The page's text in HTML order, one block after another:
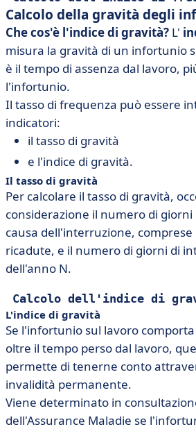
Calcolo della gravità degli
Che cos'è l'indice di gravità? L'
misura la gravità di un infortunio
è il tempo di assenza dal lavoro,
l'infortunio.
Il tasso di frequenza può essere
indicatori:
il tasso di gravità
e l'indice di gravità.
Il tasso di gravità
Per calcolare il tasso di gravità,
considerazione il numero di
causa dell'interruzione, comprese
ricadute, e il numero di giorni di
dell'anno N.
Calcolo dell'indice di
L'indice di gravità
Se l'infortunio sul lavoro
oltre il tempo perso dal lavoro,
permette di tenerne conto
invalidità permanente.
Viene determinato in
dell'Assurance Maladie se